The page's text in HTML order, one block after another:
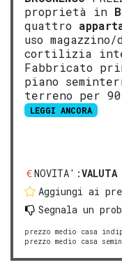
proprietà in
quattro
uso
cortilizia
Fabbricato
piano
terreno per
LEGGI ANCORA
NOVITA':
Aggiungi ai
Segnala un
prezzo medio casa
prezzo medio casa